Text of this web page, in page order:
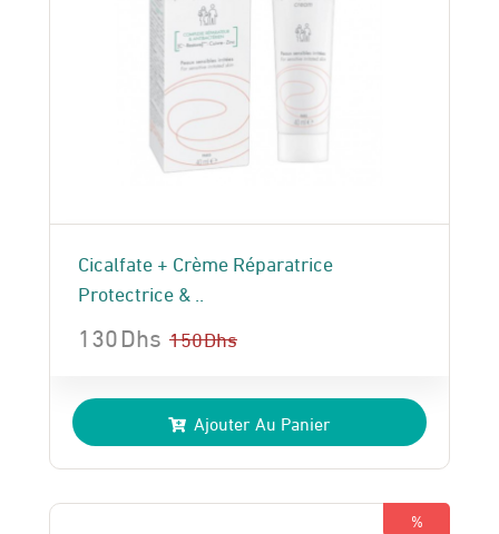
Cicalfate + Crème Réparatrice
Protectrice & ..
150Dhs
prix
initial
était :
150 Dhs.
130Dhs
prix
actuel
est :
130 Dhs.
Ajouter Au Panier
%